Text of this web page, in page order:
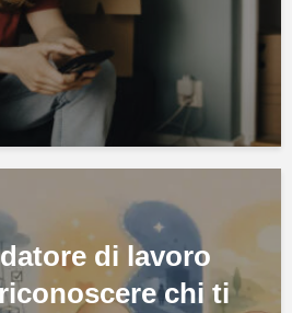
di lavoro
chi ti